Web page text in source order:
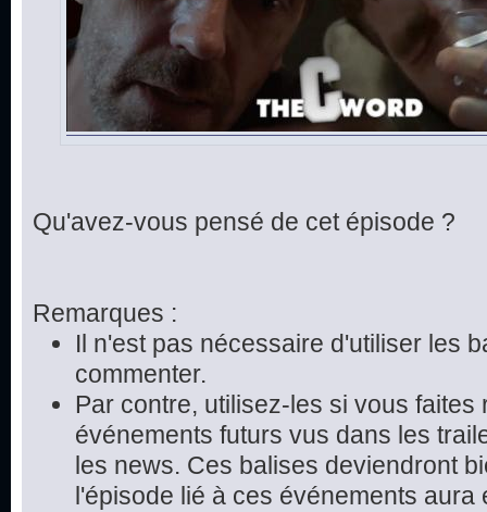
Qu'avez-vous pensé de cet épisode ?
Remarques :
Il n'est pas nécessaire d'utiliser les
commenter.
Par contre, utilisez-les si vous faites
événements futurs vus dans les
les news. Ces balises deviendront
l'épisode lié à ces événements aura